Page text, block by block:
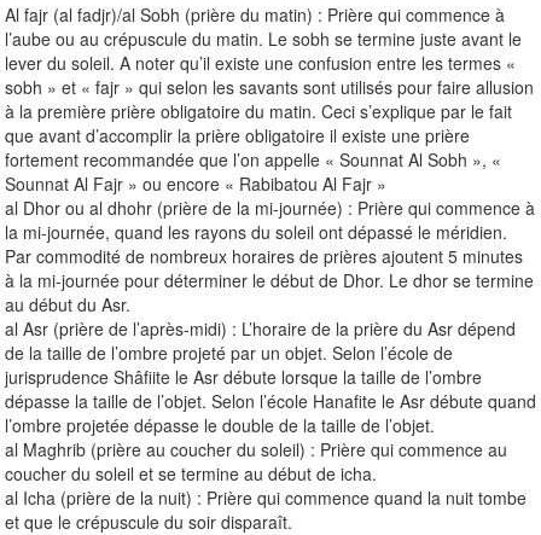
Al fajr (al fadjr)/al Sobh (prière du matin) : Prière qui commence à
l’aube ou au crépuscule du matin. Le sobh se termine juste avant le
lever du soleil. A noter qu’il existe une confusion entre les termes «
sobh » et « fajr » qui selon les savants sont utilisés pour faire allusion
à la première prière obligatoire du matin. Ceci s’explique par le fait
que avant d’accomplir la prière obligatoire il existe une prière
fortement recommandée que l’on appelle « Sounnat Al Sobh », «
Sounnat Al Fajr » ou encore « Rabibatou Al Fajr »
al Dhor ou al dhohr (prière de la mi-journée) : Prière qui commence à
la mi-journée, quand les rayons du soleil ont dépassé le méridien.
Par commodité de nombreux horaires de prières ajoutent 5 minutes
à la mi-journée pour déterminer le début de Dhor. Le dhor se termine
au début du Asr.
al Asr (prière de l’après-midi) : L’horaire de la prière du Asr dépend
de la taille de l’ombre projeté par un objet. Selon l’école de
jurisprudence Shâfiite le Asr débute lorsque la taille de l’ombre
dépasse la taille de l’objet. Selon l’école Hanafite le Asr débute quand
l’ombre projetée dépasse le double de la taille de l’objet.
al Maghrib (prière au coucher du soleil) : Prière qui commence au
coucher du soleil et se termine au début de icha.
al Icha (prière de la nuit) : Prière qui commence quand la nuit tombe
et que le crépuscule du soir disparaît.